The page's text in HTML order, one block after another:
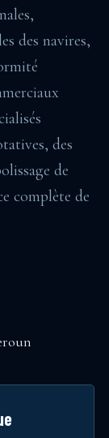
des navires,
des
de
complète de